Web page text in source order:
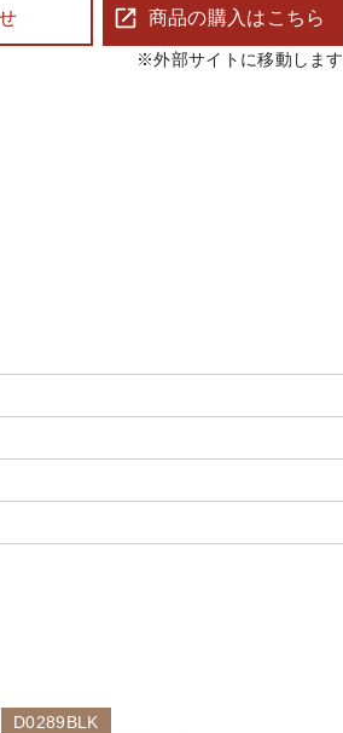
商品の購入はこちら
※外部サイトに移動します
D0289BLK